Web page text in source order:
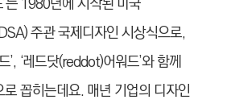
주관 국제디자인 시상식으로,
’, ‘레드닷(reddot)어워드’와 함께
꼽히는데요. 매년 기업의 디자인